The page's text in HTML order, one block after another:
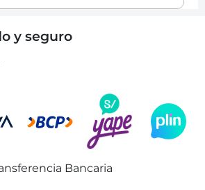
y seguro
Bancaria